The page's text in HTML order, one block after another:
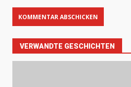
VERWANDTE GESCHICHTEN